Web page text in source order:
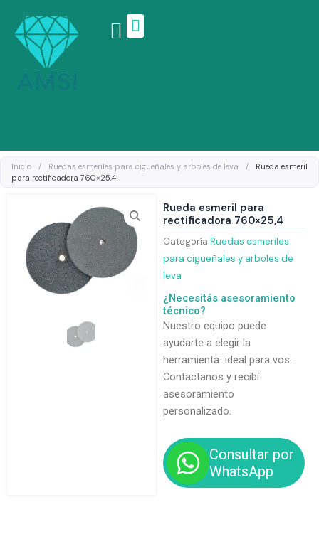
contenido
Inicio / Ruedas esmeriles para cigueñales y arboles de leva /
Rueda esmeril
para rectificadora 760×25,4
Rueda esmeril para
rectificadora 760×25,4
Categoría Ruedas esmeriles
para cigueñales y arboles de
leva
¿Necesitás asesoramiento
técnico?
Nuestro equipo puede
ayudarte a elegir la
herramienta ideal para vos.
Contactanos y recibí
asesoramiento
personalizado.
Consultar por
WhatsApp